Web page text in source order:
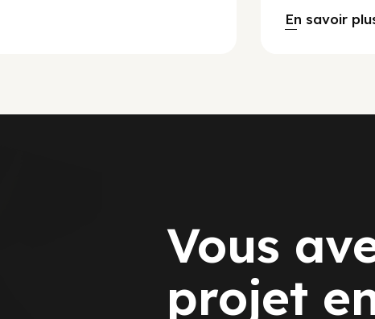
En savoir
Vous
projet